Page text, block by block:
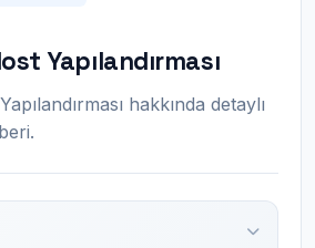
Yapılandırması
hakkında detaylı